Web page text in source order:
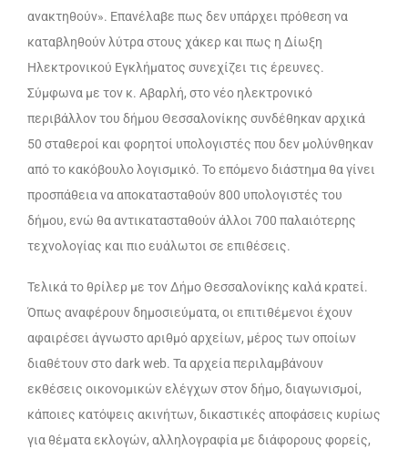
ανακτηθούν». Επανέλαβε πως δεν υπάρχει πρόθεση να
καταβληθούν λύτρα στους χάκερ και πως η Δίωξη
Ηλεκτρονικού Εγκλήματος συνεχίζει τις έρευνες.
Σύμφωνα με τον κ. Αβαρλή, στο νέο ηλεκτρονικό
περιβάλλον του δήμου Θεσσαλονίκης συνδέθηκαν αρχικά
50 σταθεροί και φορητοί υπολογιστές που δεν μολύνθηκαν
από το κακόβουλο λογισμικό. Το επόμενο διάστημα θα γίνει
προσπάθεια να αποκατασταθούν 800 υπολογιστές του
δήμου, ενώ θα αντικατασταθούν άλλοι 700 παλαιότερης
τεχνολογίας και πιο ευάλωτοι σε επιθέσεις.
Τελικά το θρίλερ με τον Δήμο Θεσσαλονίκης καλά κρατεί.
Όπως αναφέρουν δημοσιεύματα, οι επιτιθέμενοι έχουν
αφαιρέσει άγνωστο αριθμό αρχείων, μέρος των οποίων
διαθέτουν στο dark web. Τα αρχεία περιλαμβάνουν
εκθέσεις οικονομικών ελέγχων στον δήμο, διαγωνισμοί,
κάποιες κατόψεις ακινήτων, δικαστικές αποφάσεις κυρίως
για θέματα εκλογών, αλληλογραφία με διάφορους φορείς,